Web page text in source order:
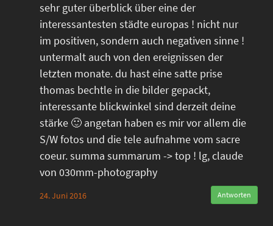
sehr guter überblick über eine der
interessantesten städte europas ! nicht nur
im positiven, sondern auch negativen sinne !
untermalt auch von den ereignissen der
letzten monate. du hast eine satte prise
thomas bechtle in die bilder gepackt,
interessante blickwinkel sind derzeit deine
stärke 🙂 angetan haben es mir vor allem die
S/W fotos und die tele aufnahme vom sacre
coeur. summa summarum -> top ! lg, claude
von 030mm-photography
24. Juni 2016 Antworten